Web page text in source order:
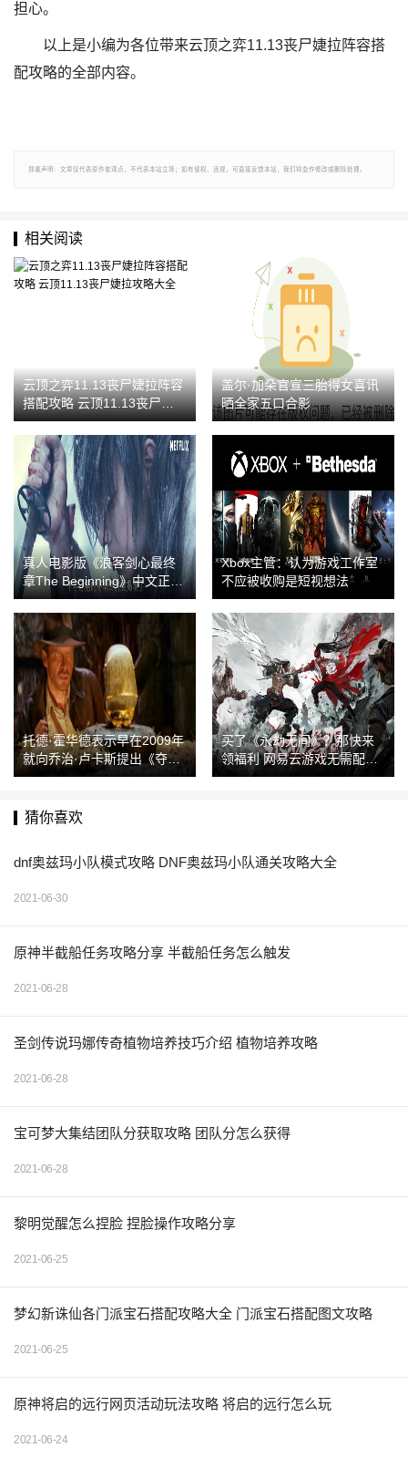
担心。
以上是小编为各位带来云顶之弈11.13丧尸婕拉阵容搭
配攻略的全部内容。
郑重声明：文章仅代表原作者观点，不代表本站立场；如有侵权、违规，可直接反馈本站，我们将会作修改或删除处理。
相关阅读
云顶之弈11.13丧尸婕拉阵容
搭配攻略 云顶11.13丧尸婕拉
攻略大全
盖尔·加朵官宣三胎得女喜讯
晒全家五口合影
真人电影版《浪客剑心最终
章The Beginning》中文正式
预告公布
Xbox主管：认为游戏工作室
不应被收购是短视想法
托德·霍华德表示早在2009年
就向乔治·卢卡斯提出《夺宝
奇兵》游戏想法
买了《永劫无间》？那快来
领福利 网易云游戏无需配置
享受最佳画质
猜你喜欢
dnf奥兹玛小队模式攻略 DNF奥兹玛小队通关攻略大全
2021-06-30
原神半截船任务攻略分享 半截船任务怎么触发
2021-06-28
圣剑传说玛娜传奇植物培养技巧介绍 植物培养攻略
2021-06-28
宝可梦大集结团队分获取攻略 团队分怎么获得
2021-06-28
黎明觉醒怎么捏脸 捏脸操作攻略分享
2021-06-25
梦幻新诛仙各门派宝石搭配攻略大全 门派宝石搭配图文攻略
2021-06-25
原神将启的远行网页活动玩法攻略 将启的远行怎么玩
2021-06-24